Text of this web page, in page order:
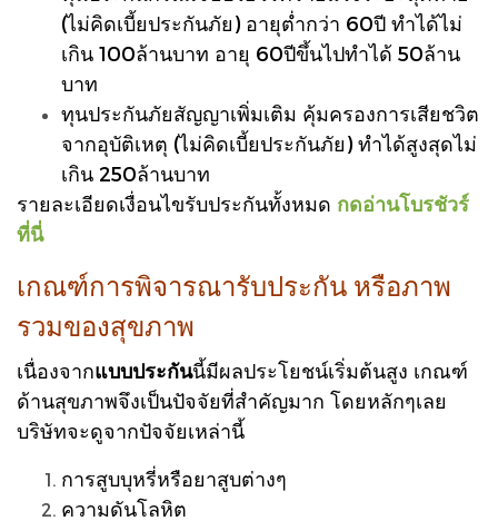
(ไม่คิดเบี้ยประกันภัย) อายุต่ำกว่า 60ปี ทำได้ไม่
เกิน 100ล้านบาท อายุ 60ปีขึ้นไปทำได้ 50ล้าน
บาท
ทุนประกันภัยสัญญาเพิ่มเติม คุ้มครองการเสียชวิต
จากอุบัติเหตุ (ไม่คิดเบี้ยประกันภัย) ทำได้สูงสุดไม่
เกิน 250ล้านบาท
รายละเอียดเงื่อนไขรับประกันทั้งหมด กดอ่านโบรชัวร์
ที่นี่
เกณฑ์การพิจารณารับประกัน หรือภาพ
รวมของสุขภาพ
เนื่องจากแบบประกันนี้มีผลประโยชน์เริ่มต้นสูง เกณฑ์
ด้านสุขภาพจึงเป็นปัจจัยที่สำคัญมาก โดยหลักๆเลย
บริษัทจะดูจากปัจจัยเหล่านี้
การสูบบุหรี่หรือยาสูบต่างๆ
ความดันโลหิต